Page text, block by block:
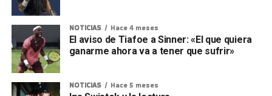
NOTICIAS Hace 4 meses
El aviso de Tiafoe a Sinner: «El que quiera
ganarme ahora va a tener que sufrir»
NOTICIAS Hace 5 meses